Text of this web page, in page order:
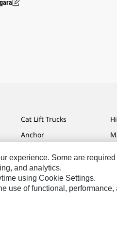
Cat Lift Trucks
Anchor
FG Wilson
experience. Some are
and analytics.
using Cookie Settings.
use of functional,